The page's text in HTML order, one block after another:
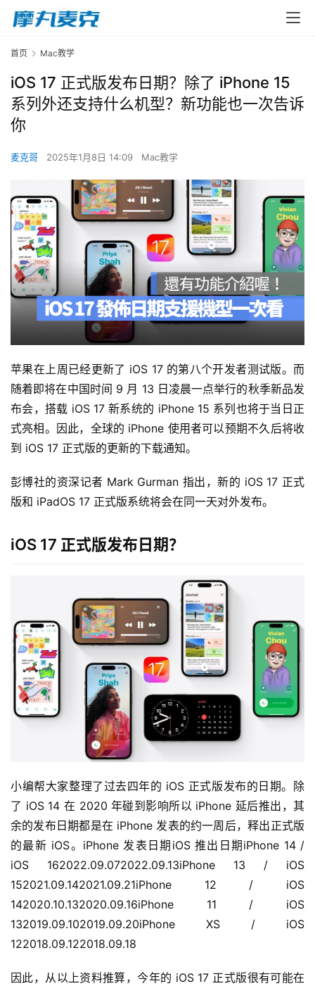
首页 Mac教学
iOS 17 正式版发布日期？除了 iPhone 15
系列外还支持什么机型？新功能也一次告诉
你
麦克哥 2025年1月8日 14:09 Mac教学
苹果在上周已经更新了 iOS 17 的第八个开发者测试版。而
随着即将在中国时间 9 月 13 日凌晨一点举行的秋季新品发
布会，搭载 iOS 17 新系统的 iPhone 15 系列也将于当日正
式亮相。因此，全球的 iPhone 使用者可以预期不久后将收
到 iOS 17 正式版的更新的下载通知。
彭博社的资深记者 Mark Gurman 指出，新的 iOS 17 正式
版和 iPadOS 17 正式版系统将会在同一天对外发布。
iOS 17 正式版发布日期？
小编帮大家整理了过去四年的 iOS 正式版发布的日期。除
了 iOS 14 在 2020 年碰到影响所以 iPhone 延后推出，其
余的发布日期都是在 iPhone 发表的约一周后，释出正式版
的最新 iOS。iPhone 发表日期iOS 推出日期iPhone 14 /
iOS 162022.09.072022.09.13iPhone 13 / iOS
152021.09.142021.09.21iPhone 12 / iOS
142020.10.132020.09.16iPhone 11 / iOS
132019.09.102019.09.20iPhone XS / iOS
122018.09.122018.09.18
因此，从以上资料推算，今年的 iOS 17 正式版很有可能在